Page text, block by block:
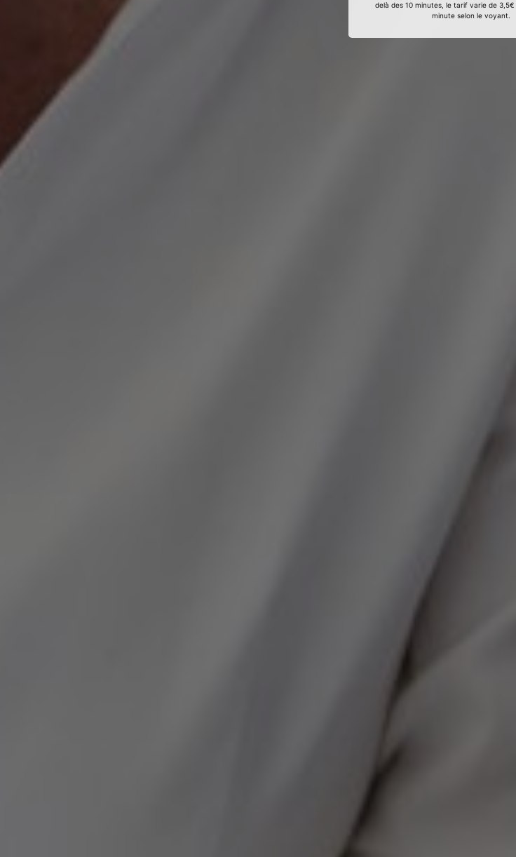
delà des 10 minutes, le tarif varie de
minute selon le voyant.